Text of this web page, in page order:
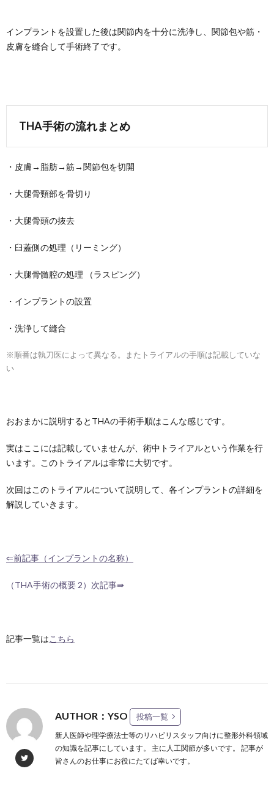
インプラントを設置した後は関節内を十分に洗浄し、関節包や筋・
皮膚を縫合して手術終了です。
THA手術の流れまとめ
・皮膚→脂肪→筋→関節包を切開
・大腿骨頸部を骨切り
・大腿骨頭の抜去
・臼蓋側の処理（リーミング）
・大腿骨髄腔の処理 （ラスピング）
・インプラントの設置
・洗浄して縫合
※順番は執刀医によって異なる。またトライアルの手順は記載していな
い
おおまかに説明するとTHAの手術手順はこんな感じです。
実はここには記載していませんが、術中トライアルという作業を行
います。このトライアルは非常に大切です。
次回はこのトライアルについて説明して、各インプラントの詳細を
解説していきます。
⇐前記事（インプラントの名称）
（THA手術の概要 2）次記事⇛
記事一覧はこちら
AUTHOR：YSO 投稿一覧
新人医師や理学療法士等のリハビリスタッフ向けに整形外科領域
の知識を記事にしています。 主に人工関節が多いです。 記事が
皆さんのお仕事にお役にたてば幸いです。